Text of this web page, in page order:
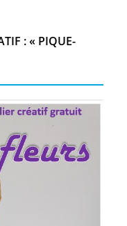
: « PIQUE-